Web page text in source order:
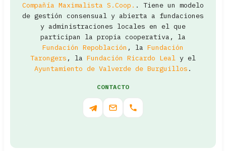
Compañía Maximalista S.Coop. . Tiene un modelo
de gestión consensual y abierta a fundaciones
y administraciones locales en el que
participan la propia cooperativa, la
Fundación Repoblación , la Fundación
Tarongers , la Fundación Ricardo Leal y el
Ayuntamiento de Valverde de Burguillos .
CONTACTO